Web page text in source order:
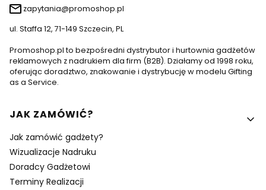
zapytania@promoshop.pl
ul. Staffa 12, 71-149 Szczecin, PL
Promoshop.pl to bezpośredni dystrybutor i hurtownia gadżetów
reklamowych z nadrukiem dla firm (B2B). Działamy od 1998 roku,
oferując doradztwo, znakowanie i dystrybucję w modelu Gifting
as a Service.
Linki w stopce
JAK ZAMÓWIĆ?
Jak zamówić gadżety?
Wizualizacje Nadruku
Doradcy Gadżetowi
Terminy Realizacji